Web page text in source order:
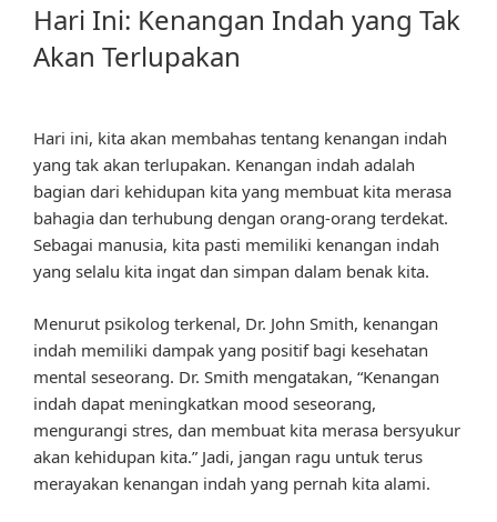
Hari Ini: Kenangan Indah yang Tak
Akan Terlupakan
Hari ini, kita akan membahas tentang kenangan indah
yang tak akan terlupakan. Kenangan indah adalah
bagian dari kehidupan kita yang membuat kita merasa
bahagia dan terhubung dengan orang-orang terdekat.
Sebagai manusia, kita pasti memiliki kenangan indah
yang selalu kita ingat dan simpan dalam benak kita.
Menurut psikolog terkenal, Dr. John Smith, kenangan
indah memiliki dampak yang positif bagi kesehatan
mental seseorang. Dr. Smith mengatakan, “Kenangan
indah dapat meningkatkan mood seseorang,
mengurangi stres, dan membuat kita merasa bersyukur
akan kehidupan kita.” Jadi, jangan ragu untuk terus
merayakan kenangan indah yang pernah kita alami.